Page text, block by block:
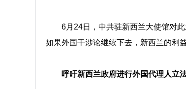
6月24日，中共驻新西兰大使馆对
如果外国干涉论继续下去，新西兰的利益
呼吁新西兰政府进行外国代理人立